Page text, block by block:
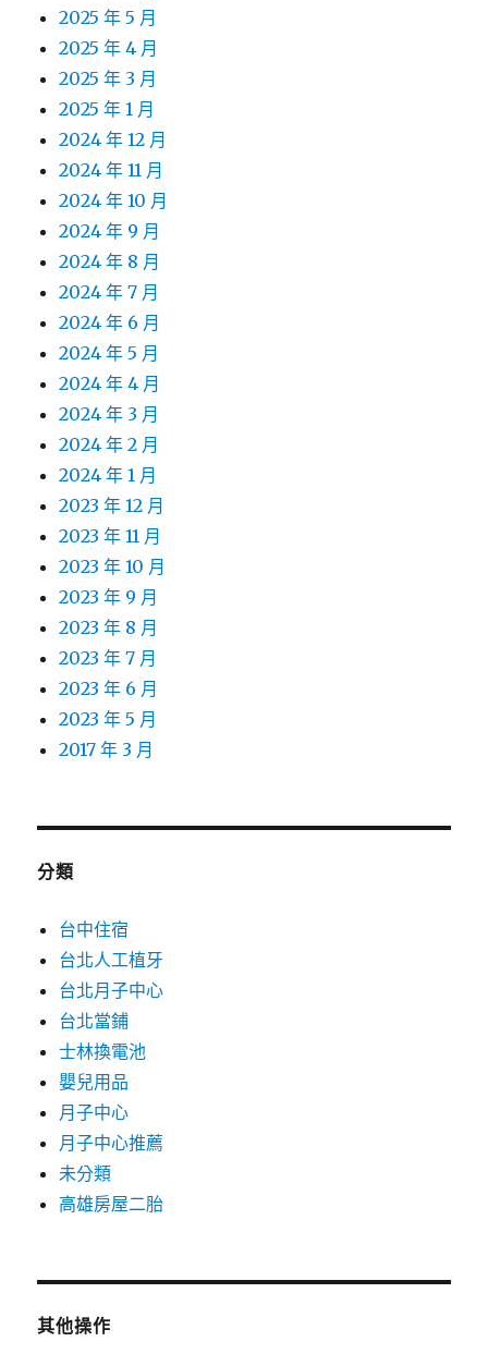
2025 年 5 月
2025 年 4 月
2025 年 3 月
2025 年 1 月
2024 年 12 月
2024 年 11 月
2024 年 10 月
2024 年 9 月
2024 年 8 月
2024 年 7 月
2024 年 6 月
2024 年 5 月
2024 年 4 月
2024 年 3 月
2024 年 2 月
2024 年 1 月
2023 年 12 月
2023 年 11 月
2023 年 10 月
2023 年 9 月
2023 年 8 月
2023 年 7 月
2023 年 6 月
2023 年 5 月
2017 年 3 月
分類
台中住宿
台北人工植牙
台北月子中心
台北當鋪
士林換電池
嬰兒用品
月子中心
月子中心推薦
未分類
高雄房屋二胎
其他操作